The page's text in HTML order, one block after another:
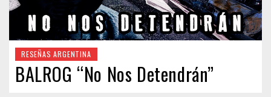
RESEÑAS ARGENTINA
BALROG “No Nos Detendrán”